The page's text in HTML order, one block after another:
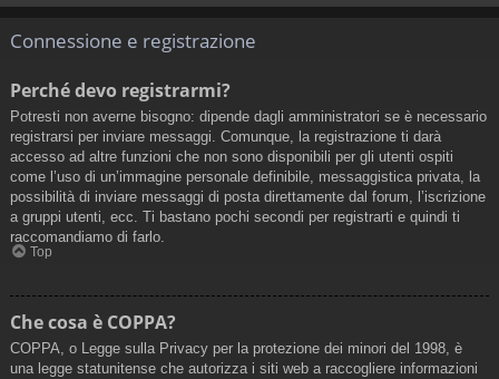
Connessione e registrazione
Perché devo registrarmi?
Potresti non averne bisogno: dipende dagli amministratori se è necessario
registrarsi per inviare messaggi. Comunque, la registrazione ti darà
accesso ad altre funzioni che non sono disponibili per gli utenti ospiti
come l’uso di un’immagine personale definibile, messaggistica privata, la
possibilità di inviare messaggi di posta direttamente dal forum, l’iscrizione
a gruppi utenti, ecc. Ti bastano pochi secondi per registrarti e quindi ti
raccomandiamo di farlo.
Top
Che cosa è COPPA?
COPPA, o Legge sulla Privacy per la protezione dei minori del 1998, è
una legge statunitense che autorizza i siti web a raccogliere informazioni